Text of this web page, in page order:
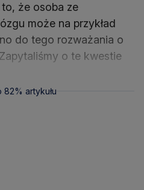
że osoba ze
może na przykład
do tego rozważania o
o te kwestie
82% artykułu